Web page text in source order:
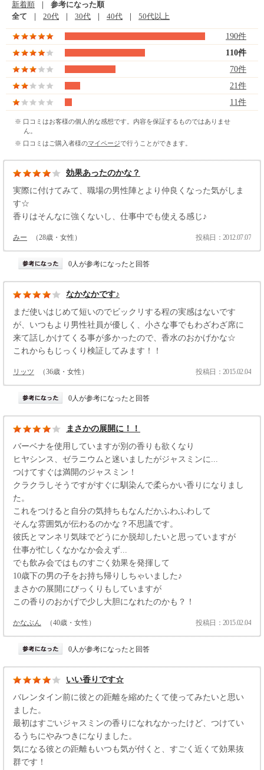
新着順 ｜ 参考になった順
全て ｜ 20代 ｜ 30代 ｜ 40代 ｜ 50代以上
190件
110件
70件
21件
11件
※ 口コミはお客様の個人的な感想です。内容を保証するものではありませ
ん。
※ 口コミはご購入者様のマイページで行うことができます。
効果あったのかな？
実際に付けてみて、職場の男性陣とより仲良くなった気がしま
す☆
香りはそんなに強くないし、仕事中でも使える感じ♪
みー （28歳・女性） 投稿日：2012.07.07
0人が参考になったと回答
なかなかです♪
まだ使いはじめて短いのでビックリする程の実感はないです
が、いつもより男性社員が優しく、小さな事でもわざわざ席に
来て話しかけてくる事が多かったので、香水のおかげかな☆
これからもじっくり検証してみます！！
リッツ （36歳・女性） 投稿日：2015.02.04
0人が参考になったと回答
まさかの展開に！！
バーベナを使用していますが別の香りも欲くなり
ヒヤシンス、ゼラニウムと迷いましたがジャスミンに...
つけてすぐは満開のジャスミン！
クラクラしそうですがすぐに馴染んで柔らかい香りになりまし
た。
これをつけると自分の気持ちもなんだかふわふわして
そんな雰囲気が伝わるのかな？不思議です。
彼氏とマンネリ気味でどうにか脱却したいと思っていますが
仕事が忙しくなかなか会えず...
でも飲み会ではものすごく効果を発揮して
10歳下の男の子をお持ち帰りしちゃいました♪
まさかの展開にびっくりもしていますが
この香りのおかげで少し大胆になれたのかも？！
かなぶん （40歳・女性） 投稿日：2015.02.04
0人が参考になったと回答
いい香りです☆
バレンタイン前に彼との距離を縮めたくて使ってみたいと思い
ました。
最初はすごいジャスミンの香りになれなかったけど、つけてい
るうちにやみつきになりました。
気になる彼との距離もいつも気が付くと、すごく近くて効果抜
群です！